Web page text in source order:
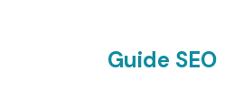
Guide SEO